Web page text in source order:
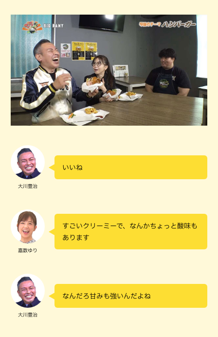
大川豊治
いいね
嘉数ゆり
すごいクリーミーで、なんかちょっと酸味も
あります
大川豊治
なんだろ甘みも強いんだよね